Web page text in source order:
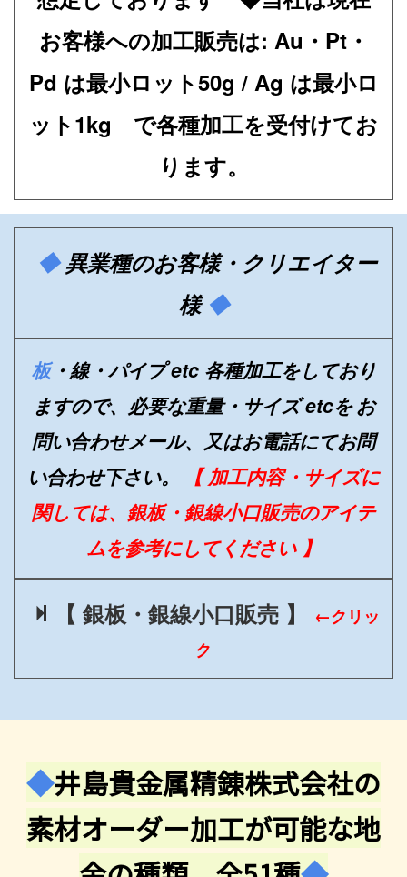
お客様への加工販売は: Au・Pt・
Pd は最小ロット50g / Ag は最小ロ
ット1kg で各種加工を受付けてお
ります。
◆異業種のお客様・クリエイター
様◆
板・線・パイプ etc 各種加工をしており
ますので、必要な重量・サイズ etcをお
問い合わせメール、又はお電話にてお問
い合わせ下さい。
【 加工内容・サイズに
関しては、銀板・銀線小口販売のアイテ
ムを参考にしてください 】
【 銀板・銀線小口販売 】
←クリッ
ク
◆井島貴金属精錬株式会社の
素材オーダー加工が可能な地